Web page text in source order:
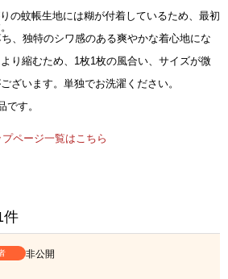
の蚊帳生地には糊が付着しているため、最初
、独特のシワ感のある爽やかな着心地にな
り縮むため、1枚1枚の風合い、サイズが微
ざいます。単独でお洗濯ください。
す。
ページ一覧はこちら
非公開